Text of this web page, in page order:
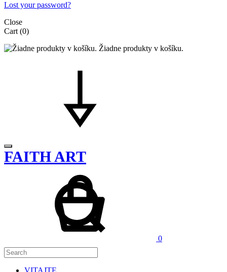
Lost your password?
Close
Cart (0)
Žiadne produkty v košíku.
FAITH ART
0